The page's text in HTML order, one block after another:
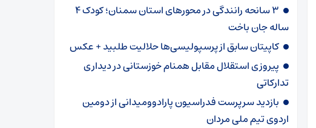
۳ سانحه رانندگی در محورهای استان سمنان؛ کودک ۴
ساله جان باخت
کاپیتان سابق از پرسپولیسی‌ها حلالیت طلبید + عکس
پیروزی استقلال مقابل همنام خوزستانی در دیداری
تدارکاتی
بازدید سرپرست فدراسیون پارادوومیدانی از دومین
اردوی تیم ملی مردان